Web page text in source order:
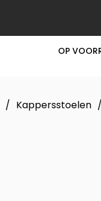
OP
/ Kappersstoelen /